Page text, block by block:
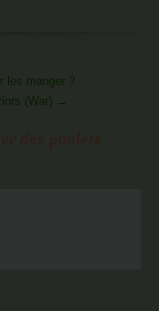
les manger ?
(War) →